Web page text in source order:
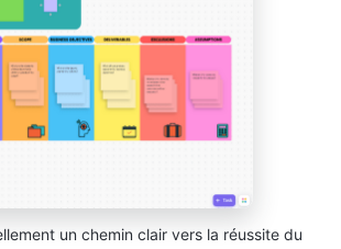
un chemin clair vers la réussite du